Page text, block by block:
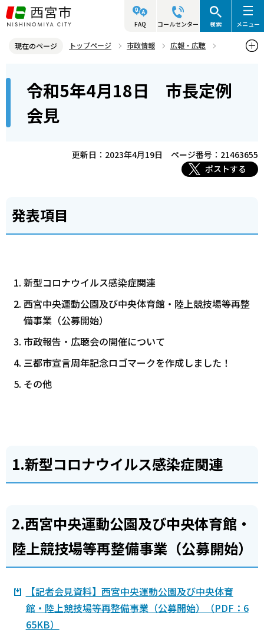
こ
の
ジ
頭
FAQ コールセンター 検索 メニュー
現在のページ トップページ 市政情報
広報・広聴
令和5年4月18日 市長定例会見
令和5年4月18日 市長定例
会見
更新日：2023年4月19日
ページ番号：21463655
ポストする
発表項目
新型コロナウイルス感染症関連
西宮中央運動公園及び中央体育館・陸上競技場等再整
備事業（公募開始）
市政報告・広聴会の開催について
三都市宣言周年記念ロゴマークを作成しました！
その他
1.新型コロナウイルス感染症関連
2.西宮中央運動公園及び中央体育館・
陸上競技場等再整備事業（公募開始）
【記者会見資料】西宮中央運動公園及び中央体育
館・陸上競技場等再整備事業（公募開始）（PDF：6
65KB）